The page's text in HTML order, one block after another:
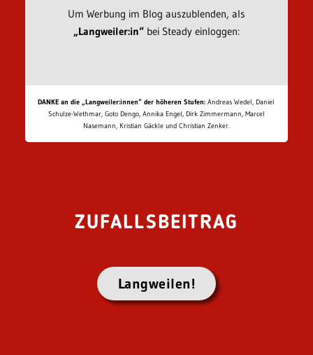
Um Werbung im Blog auszublenden, als
„Langweiler:in“bei Steady einloggen:
DANKE an die „Langweiler:innen“ der höheren Stufen: Andreas Wedel, Daniel
Schulze-Wethmar, Goto Dengo, Annika Engel, Dirk Zimmermann, Marcel
Nasemann, Kristian Gäckle und Christian Zenker.
ZUFALLSBEITRAG
Langweilen!